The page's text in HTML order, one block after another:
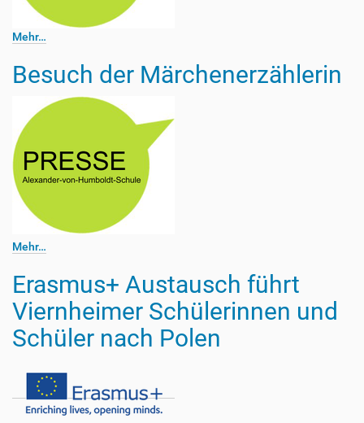
Mehr…
Besuch der Märchenerzählerin
Mehr…
Erasmus+ Austausch führt
Viernheimer Schülerinnen und
Schüler nach Polen